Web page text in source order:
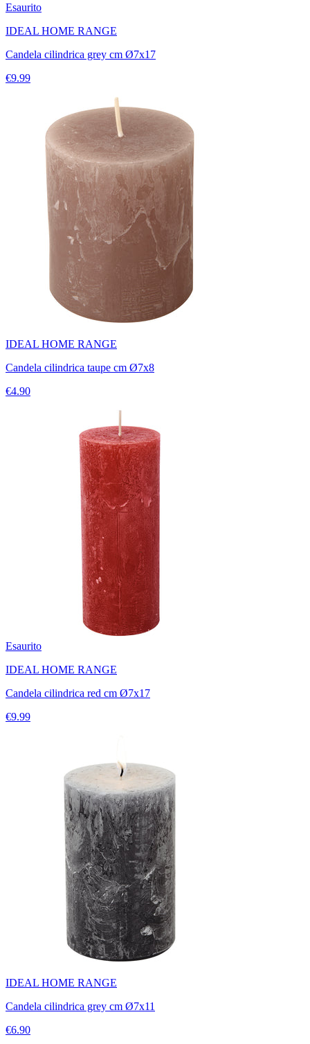
Esaurito
IDEAL HOME RANGE
Candela cilindrica grey cm Ø7x17
€9.99
IDEAL HOME RANGE
Candela cilindrica taupe cm Ø7x8
€4.90
Esaurito
IDEAL HOME RANGE
Candela cilindrica red cm Ø7x17
€9.99
IDEAL HOME RANGE
Candela cilindrica grey cm Ø7x11
€6.90